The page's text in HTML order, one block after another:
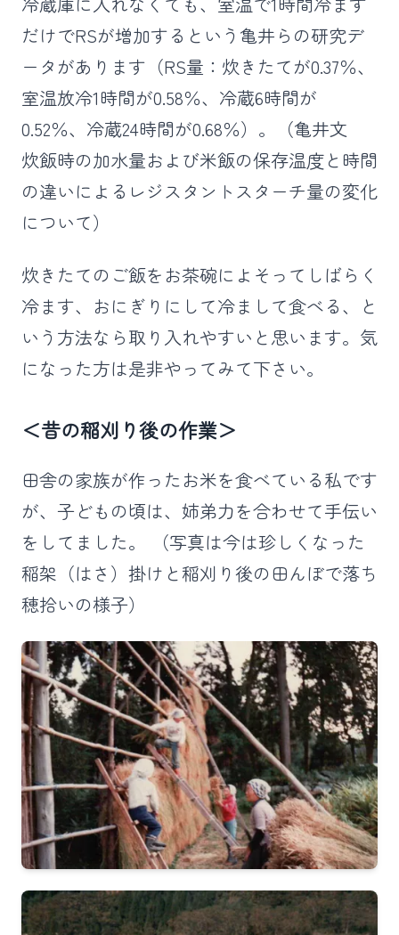
だけでRSが増加するという亀井らの研究デ
ータがあります（RS量：炊きたてが0.37％、
室温放冷1時間が0.58％、冷蔵6時間が
0.52％、冷蔵24時間が0.68％）。（亀井文
炊飯時の加水量および米飯の保存温度と時間
の違いによるレジスタントスターチ量の変化
について）
炊きたてのご飯をお茶碗によそってしばらく
冷ます、おにぎりにして冷まして食べる、と
いう方法なら取り入れやすいと思います。気
になった方は是非やってみて下さい。
＜昔の稲刈り後の作業＞
田舎の家族が作ったお米を食べている私です
が、子どもの頃は、姉弟力を合わせて手伝い
をしてました。 （写真は今は珍しくなった
稲架（はさ）掛けと稲刈り後の田んぼで落ち
穂拾いの様子）